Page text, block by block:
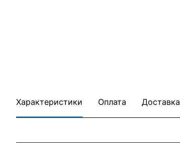
Характеристики Оплата Доставка